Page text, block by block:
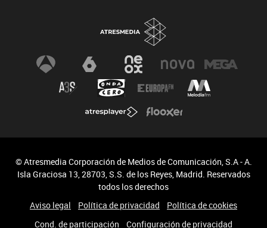
© Atresmedia Corporación de Medios de Comunicación, S.A - A.
Isla Graciosa 13, 28703, S.S. de los Reyes, Madrid. Reservados
todos los derechos
Aviso legal
Política de privacidad
Política de cookies
Cond. de participación
Configuración de privacidad